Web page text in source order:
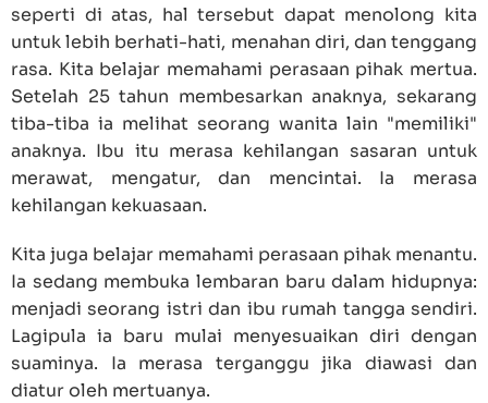
seperti di atas, hal tersebut dapat menolong kita
untuk lebih berhati-hati, menahan diri, dan tenggang
rasa. Kita belajar memahami perasaan pihak mertua.
Setelah 25 tahun membesarkan anaknya, sekarang
tiba-tiba ia melihat seorang wanita lain "memiliki"
anaknya. Ibu itu merasa kehilangan sasaran untuk
merawat, mengatur, dan mencintai. Ia merasa
kehilangan kekuasaan.
Kita juga belajar memahami perasaan pihak menantu.
Ia sedang membuka lembaran baru dalam hidupnya:
menjadi seorang istri dan ibu rumah tangga sendiri.
Lagipula ia baru mulai menyesuaikan diri dengan
suaminya. Ia merasa terganggu jika diawasi dan
diatur oleh mertuanya.